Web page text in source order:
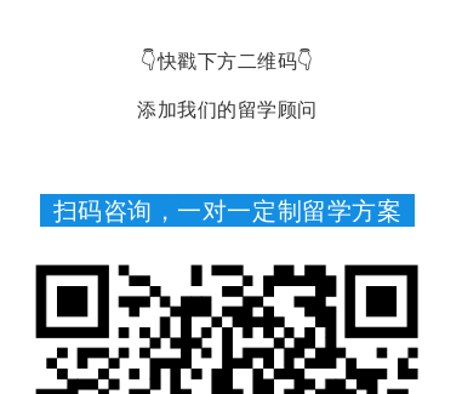
👇快戳下方二维码👇
添加我们的留学顾问
扫码咨询，一对一定制留学方案